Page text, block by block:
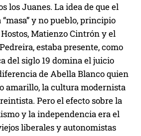
los Juanes. La idea de que el
y no pueblo, principio
Matienzo Cintrón y el
estaba presente, como
del siglo 19 domina el juicio
de Abella Blanco quien
amarillo, la cultura modernista
Pero el efecto sobre la
y la independencia era el
liberales y autonomistas